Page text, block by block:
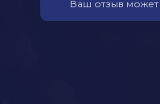
Ваш отзыв